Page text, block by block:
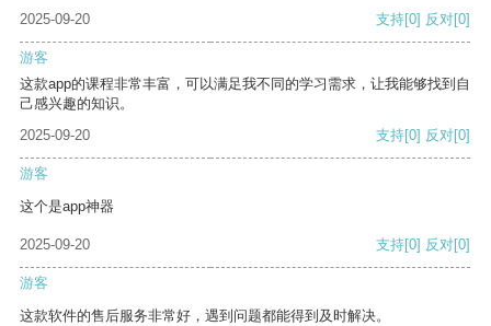
2025-09-20
支持[0] 反对[0]
游客
这款app的课程非常丰富，可以满足我不同的学习需求，让我能够找到自
己感兴趣的知识。
2025-09-20
支持[0] 反对[0]
游客
这个是app神器
2025-09-20 支持[0] 反对[0]
游客
这款软件的售后服务非常好，遇到问题都能得到及时解决。